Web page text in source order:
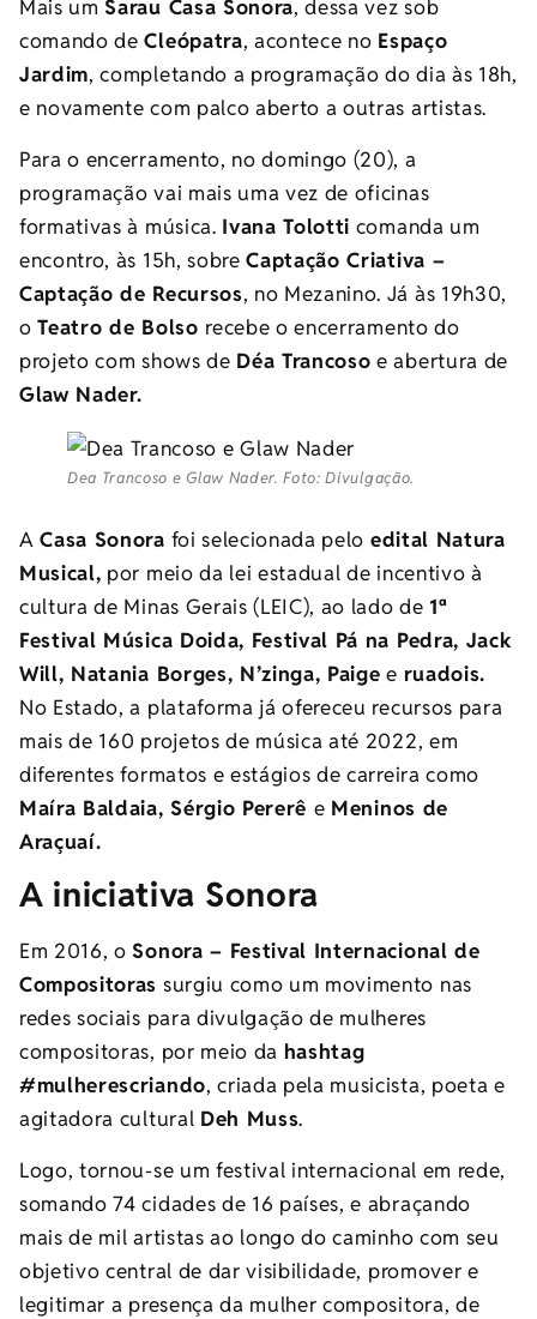
Mais umSarau Casa Sonora, dessa vez sob
comando deCleópatra, acontece no Espaço
Jardim, completando a programação do dia às 18h,
e novamente com palco aberto a outras artistas.
Para o encerramento, no domingo (20), a
programação vai mais uma vez de oficinas
formativas à música. Ivana Tolotti comanda um
encontro, às 15h, sobreCaptação Criativa –
Captação de Recursos, no Mezanino. Já às 19h30,
oTeatro de Bolso recebe o encerramento do
projeto com shows de Déa Trancoso e abertura de
Glaw Nader.
Dea Trancoso e Glaw Nader. Foto: Divulgação.
ACasa Sonora foi selecionada pelo edital Natura
Musical, por meio da lei estadual de incentivo à
cultura de Minas Gerais (LEIC), ao lado de 1ª
Festival Música Doida, Festival Pá na Pedra, Jack
Will, Natania Borges, N’zinga, Paige e ruadois.
No Estado, a plataforma já ofereceu recursos para
mais de 160 projetos de música até 2022, em
diferentes formatos e estágios de carreira como
Maíra Baldaia, Sérgio Pererê e Meninos de
Araçuaí.
A iniciativa Sonora
Em 2016, oSonora – Festival Internacional de
Compositoras surgiu como um movimento nas
redes sociais para divulgação de mulheres
compositoras, por meio da hashtag
#mulherescriando, criada pela musicista, poeta e
agitadora cultural Deh Muss.
Logo, tornou-se um festival internacional em rede,
somando 74 cidades de 16 países, e abraçando
mais de mil artistas ao longo do caminho com seu
objetivo central de dar visibilidade, promover e
legitimar a presença da mulher compositora, de